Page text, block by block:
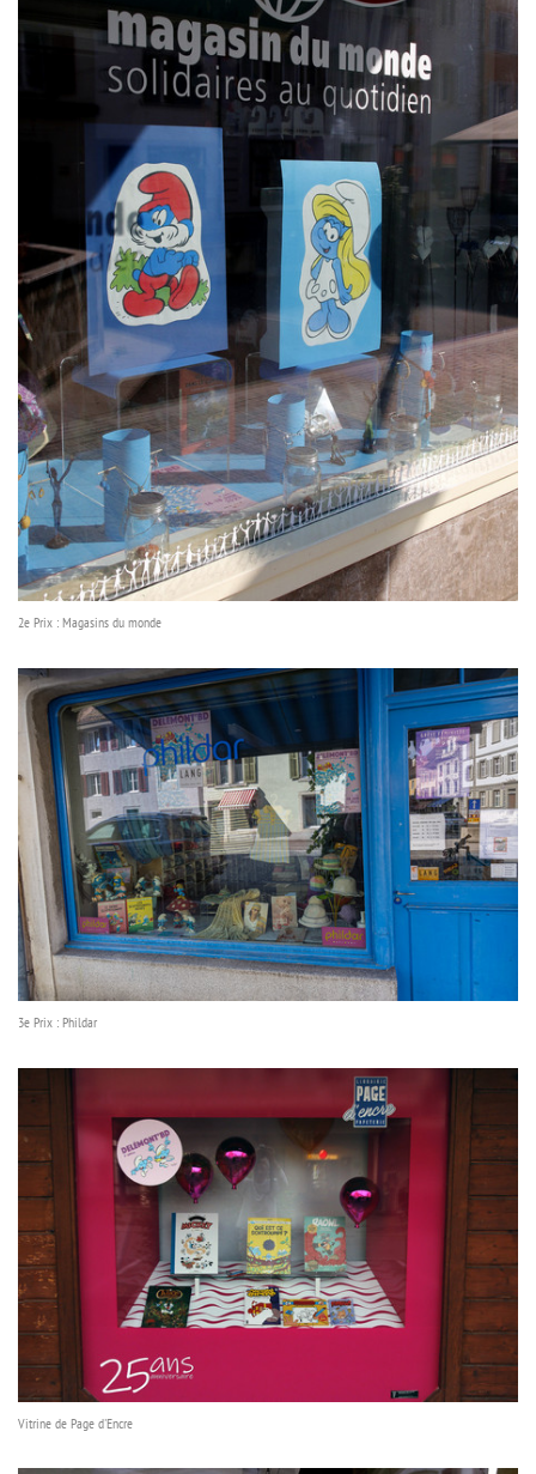
2e Prix : Magasins du monde
3e Prix : Phildar
Vitrine de Page d'Encre